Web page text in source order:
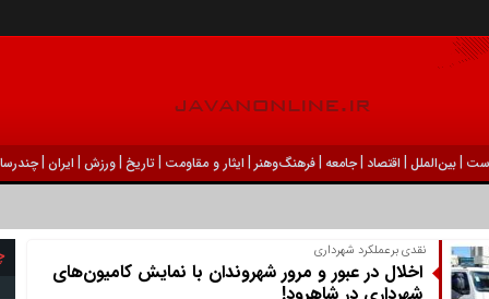
|بين‌الملل | اقتصاد |جامعه |فرهنگ‌و‌هنر | ایثار و مقاومت |تاریخ |ورزش | ايران |
نقدی برعملکرد شهرداری
اخلال در عبور و مرور شهروندان با نمایش کامیون‌های